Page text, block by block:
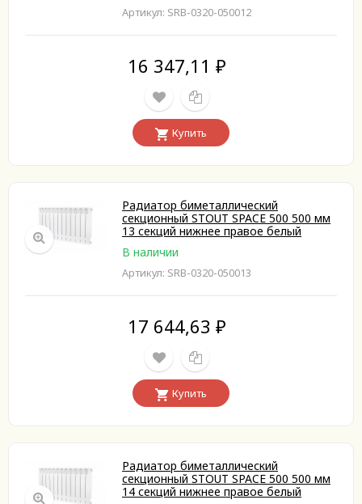
Артикул: SRB-0320-050012
16 347,11 ₽
Купить
Радиатор биметаллический
секционный STOUT SPACE 500 500 мм
13 секций нижнее правое белый
В наличии
Артикул: SRB-0320-050013
17 644,63 ₽
Купить
Радиатор биметаллический
секционный STOUT SPACE 500 500 мм
14 секций нижнее правое белый